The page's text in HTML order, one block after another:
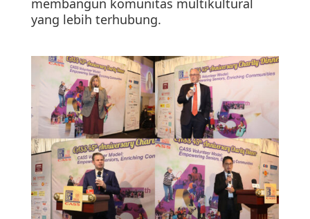
yang lebih terhubung.